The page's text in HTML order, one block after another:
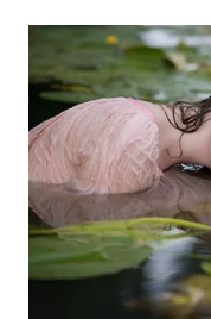
WN
CIANJUR
WN
KEPULAUAN
SERIBU
WN
TANGERANG